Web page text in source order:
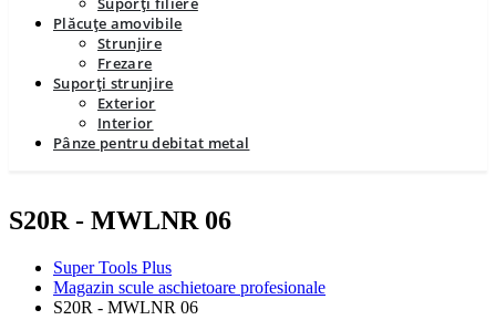
Plăcuțe amovibile
Strunjire
Frezare
Suporți strunjire
Exterior
Interior
Pânze pentru debitat metal
S20R - MWLNR 06
Super Tools Plus
Magazin scule aschietoare profesionale
S20R - MWLNR 06